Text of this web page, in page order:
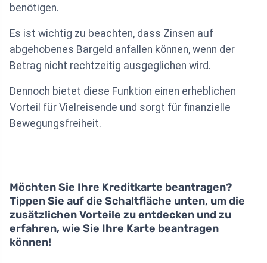
benötigen.
Es ist wichtig zu beachten, dass Zinsen auf
abgehobenes Bargeld anfallen können, wenn der
Betrag nicht rechtzeitig ausgeglichen wird.
Dennoch bietet diese Funktion einen erheblichen
Vorteil für Vielreisende und sorgt für finanzielle
Bewegungsfreiheit.
Möchten Sie Ihre Kreditkarte beantragen?
Tippen Sie auf die Schaltfläche unten, um die
zusätzlichen Vorteile zu entdecken und zu
erfahren, wie Sie Ihre Karte beantragen
können!